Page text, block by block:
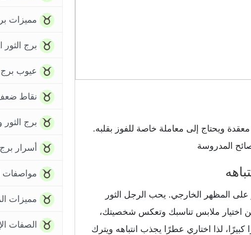
ويحتاج إلى معاملة خاصة للفوز بقلبه.
المدروسة
المظهر الخارجي. يحب الرجل الثور
من اختيار ملابس تناسبك وتعكس شخصيتك،
لذا اختاري عطرًا يجذب انتباهه ويترك
مميزات
برج الثور
عيوب برج
نقاط ضعف
برج
أسرار برج
مواصفات
مميزات
الصفات